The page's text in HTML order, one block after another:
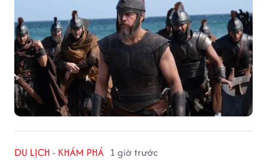
DU LỊCH - KHÁM PHÁ 1 giờ trước